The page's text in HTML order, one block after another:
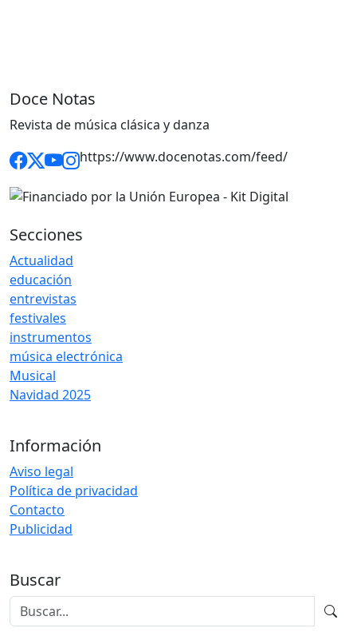
Doce Notas
Revista de música clásica y danza
https://www.docenotas.com/feed/
Secciones
Actualidad
educación
entrevistas
festivales
instrumentos
música electrónica
Musical
Navidad 2025
Información
Aviso legal
Política de privacidad
Contacto
Publicidad
Buscar